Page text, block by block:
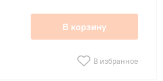
В корзину
В избранное